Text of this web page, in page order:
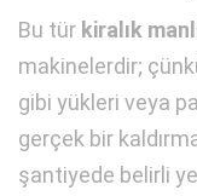
Bu tür kiralık
makinelerdir;
gibi yükleri veya
gerçek bir
şantiyede belirli